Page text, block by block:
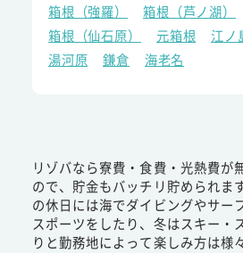
箱根（強羅）
箱根（芦ノ湖）
箱根（仙石原）
元箱根 江ノ
湯河原
鎌倉 海老名
リゾバなら寮費・食費・光熱費が
ので、貯金もバッチリ貯められま
の休日には海でダイビングやサー
スポーツをしたり、冬はスキー・
りと勤務地によって楽しみ方は様